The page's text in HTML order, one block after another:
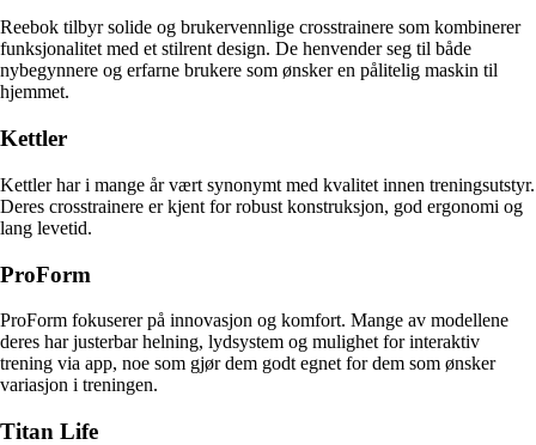
Reebok tilbyr solide og brukervennlige crosstrainere som kombinerer
funksjonalitet med et stilrent design. De henvender seg til både
nybegynnere og erfarne brukere som ønsker en pålitelig maskin til
hjemmet.
Kettler
Kettler har i mange år vært synonymt med kvalitet innen treningsutstyr.
Deres crosstrainere er kjent for robust konstruksjon, god ergonomi og
lang levetid.
ProForm
ProForm fokuserer på innovasjon og komfort. Mange av modellene
deres har justerbar helning, lydsystem og mulighet for interaktiv
trening via app, noe som gjør dem godt egnet for dem som ønsker
variasjon i treningen.
Titan Life